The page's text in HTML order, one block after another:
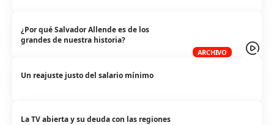
ARCHIVO
¿Por qué Salvador Allende es de los
grandes de nuestra historia?
Un reajuste justo del salario mínimo
La TV abierta y su deuda con las regiones